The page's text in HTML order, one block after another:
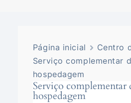
Página inicial
Centro
Serviço complementar
hospedagem
Serviço complementar
hospedagem